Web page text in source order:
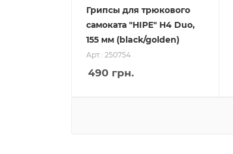
Грипсы для трюкового
самоката "HIPE" H4 Duo,
155 мм (black/golden)
Арт.: 250754
490 грн.